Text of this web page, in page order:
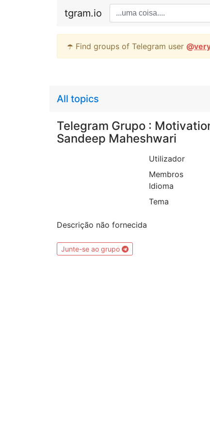
tgram.io
☂️ Find groups of Telegram user @
All topics
Telegram Grupo :
Sandeep Maheshwari
Utilizador
Membros
Idioma
Tema
Descrição não fornecida
Junte-se ao grupo